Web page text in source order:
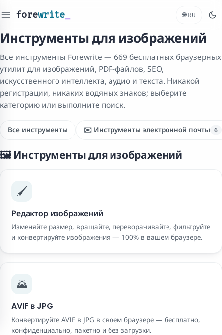
forewrite 🌐 RU
Инструменты для изображений
Все инструменты Forewrite — 669 бесплатных браузерных
утилит для изображений, PDF-файлов, SEO,
искусственного интеллекта, аудио и текста. Никакой
регистрации, никаких водяных знаков; выберите
категорию или выполните поиск.
Все инструменты ✉️ Инструменты электронной почты 6
🖼️ Инструменты для изображений
🖌️
Редактор изображений
Изменяйте размер, вращайте, переворачивайте, фильтруйте
и конвертируйте изображения — 100% в вашем браузере.
🌄
AVIF в JPG
Конвертируйте AVIF в JPG в своем браузере — бесплатно,
конфиденциально, пакетно и без загрузки.